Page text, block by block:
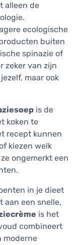
alleen de
ecologische
buiten
spinazie of
zeker van zijn
maar ook
is de
koken te
recept kunnen
kiezen welk
ongemerkt een
in je dieet
aan een snelle,
is het
combineert
moderne